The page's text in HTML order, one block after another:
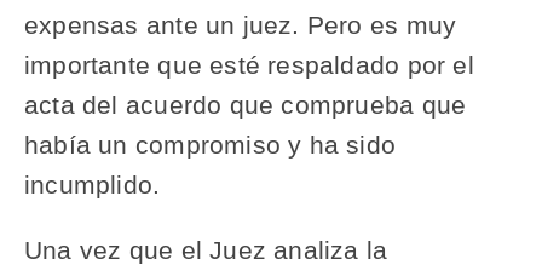
expensas ante un juez. Pero es muy
importante que esté respaldado por el
acta del acuerdo que comprueba que
había un compromiso y ha sido
incumplido.
Una vez que el Juez analiza la